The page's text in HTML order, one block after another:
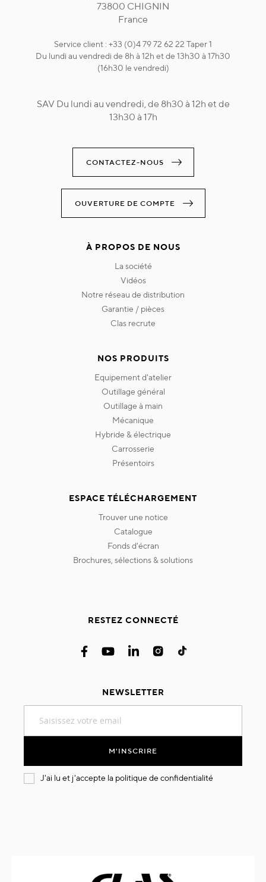
73800 CHIGNIN
France
Service client : +33 (0)4 79 72 62 22 Taper 1
Du lundi au vendredi de 8h à 12h et de 13h30 à 17h30
(16h30 le vendredi)
SAV Du lundi au vendredi, de 8h30 à 12h et de
13h30 à 17h
CONTACTEZ-NOUS
OUVERTURE DE COMPTE
À PROPOS DE NOUS
la société
vidéos
notre réseau de distribution
garantie / pièces
clas recrute
NOS PRODUITS
equipement d'atelier
outillage général
outillage à main
mécanique
hybride & électrique
carrosserie
présentoirs
ESPACE TÉLÉCHARGEMENT
trouver une notice
catalogue
fonds d'écran
brochures, sélections & solutions
RESTEZ CONNECTÉ
NEWSLETTER
notre
M'INSCRIRE
J'ai lu et j'accepte la politique de confidentialité